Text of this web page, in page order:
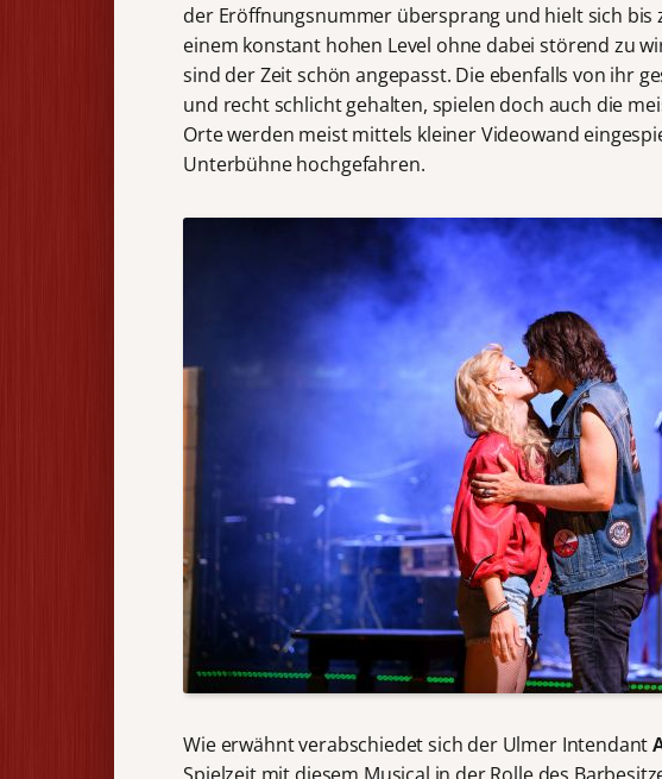
der Eröffnungsnummer übersprang und hielt sich bis
einem konstant hohen Level ohne dabei störend zu
sind der Zeit schön angepasst. Die ebenfalls von ihr
und recht schlicht gehalten, spielen doch auch die
Orte werden meist mittels kleiner Videowand
Unterbühne hochgefahren.
Wie erwähnt verabschiedet sich der Ulmer Intendant